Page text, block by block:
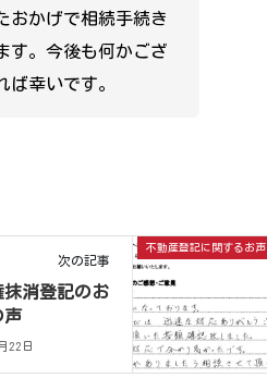
おかげで相続手続き
す。今後も何かござ
幸いです。
不動産登記に関するお声
次の記事
抹消登記のお
声
22日